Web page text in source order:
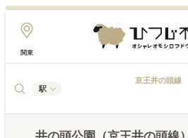
関東
駅
京王井の頭線